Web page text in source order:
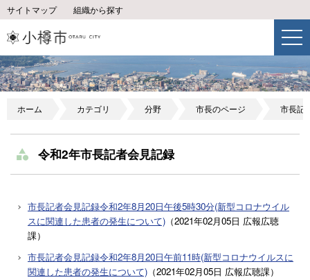
サイトマップ 組織から探す
ホーム カテゴリ 分野 市長のページ 市長記
令和2年市長記者会見記録
市長記者会見記録令和2年8月20日午後5時30分(新型コロナウイル
スに関連した患者の発生について) （2021年02月05日 広報広聴
課）
市長記者会見記録令和2年8月20日午前11時(新型コロナウイルスに
関連した患者の発生について) （2021年02月05日 広報広聴課）